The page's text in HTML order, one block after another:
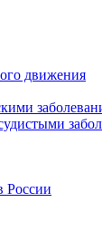
движения
России